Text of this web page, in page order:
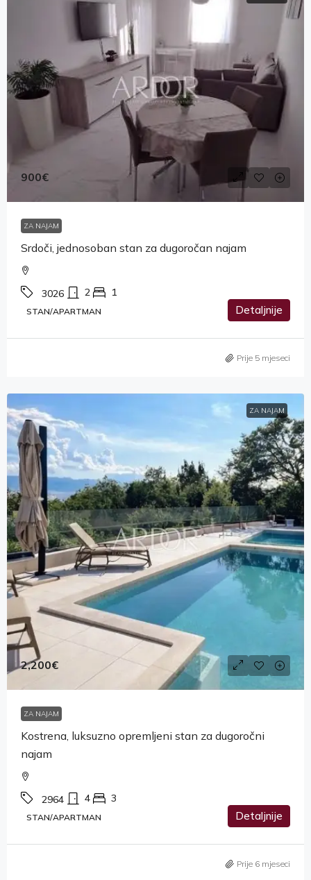
900€
ZA NAJAM
Srdoči, jednosoban stan za dugoročan najam
3026 2 1
STAN/APARTMAN Detaljnije
Prije 5 mjeseci
ZA NAJAM
2,200€
ZA NAJAM
Kostrena, luksuzno opremljeni stan za dugoročni
najam
2964 4 3
STAN/APARTMAN Detaljnije
Prije 6 mjeseci